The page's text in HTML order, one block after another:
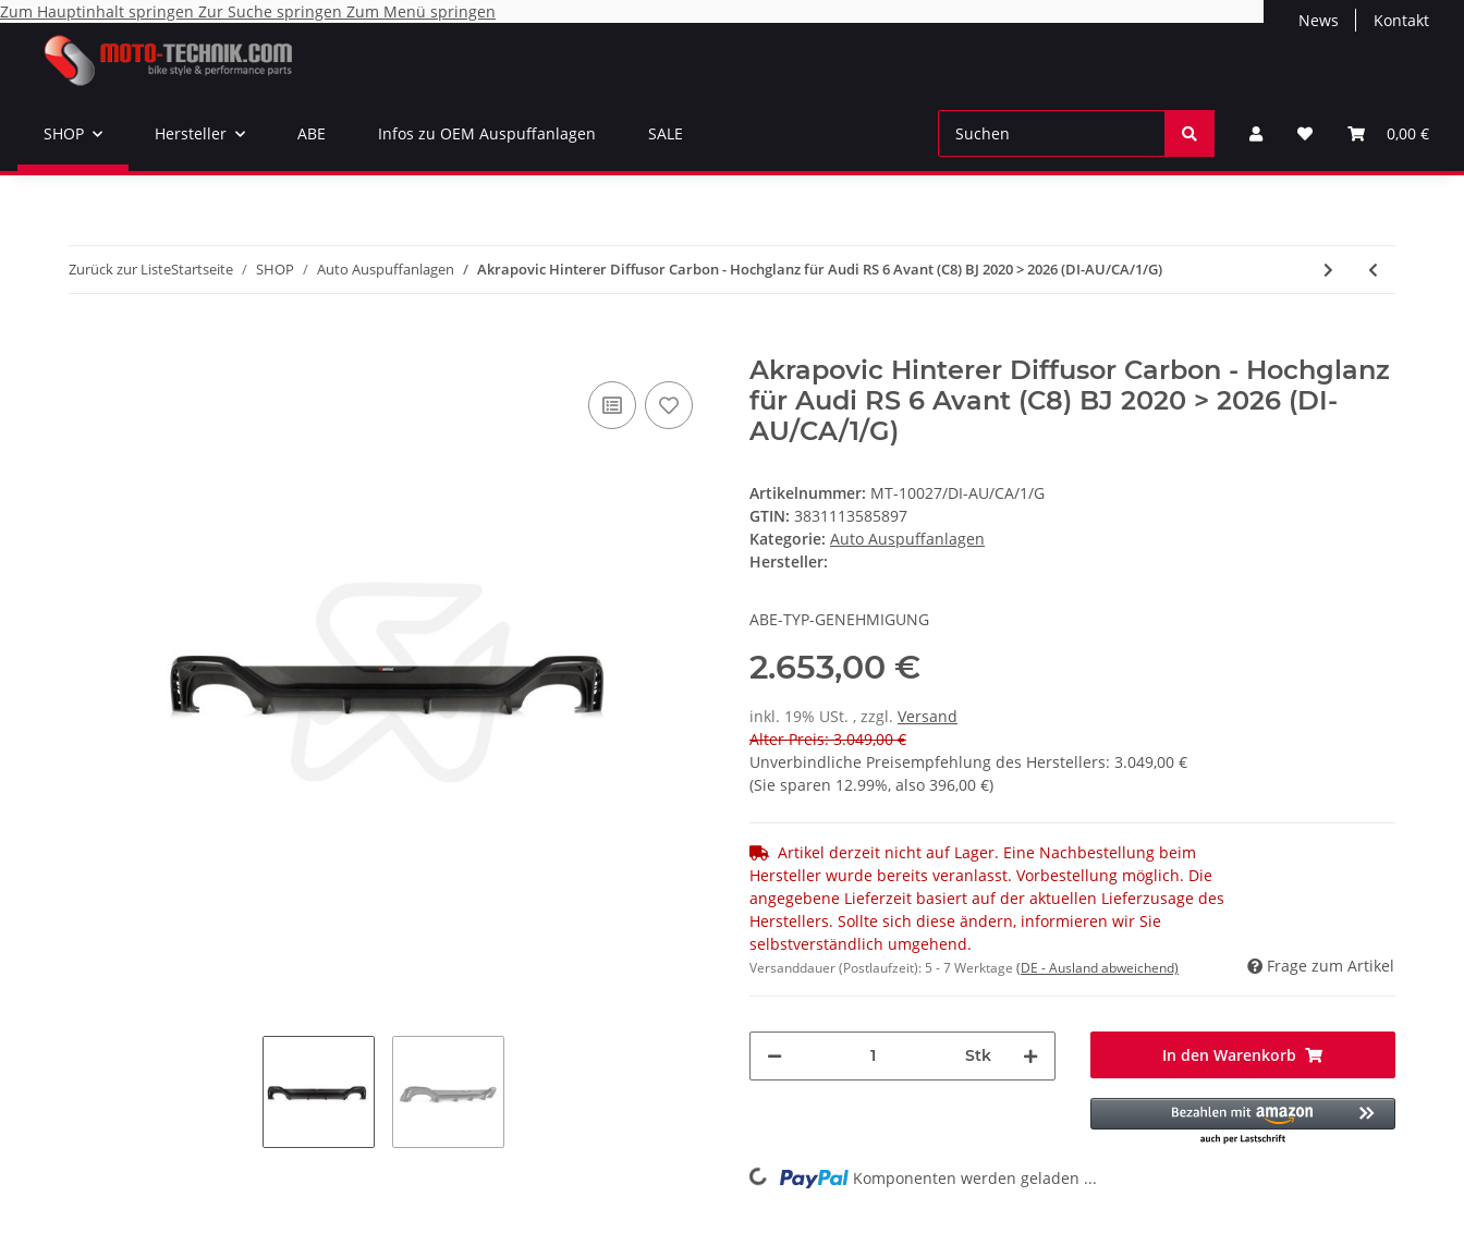
Zum Hauptinhalt springen Zur Suche springen Zum Menü springen News Kontakt
0,00 €
SHOP Hersteller ABE Infos zu OEM Auspuffanlagen SALE
Zurück zur ListeStartseite SHOP Auto Auspuffanlagen Akrapovic Hinterer Diffusor Carbon - Hochglanz für Audi RS 6 Avant (C8) BJ 2020 > 2026 (DI-AU/CA/1/G)
Akrapovic Hinterer Diffusor Carbon - Hochglanz
für Audi RS 6 Avant (C8) BJ 2020 > 2026 (DI-
AU/CA/1/G)
Artikelnummer: MT-10027/DI-AU/CA/1/G
GTIN: 3831113585897
Kategorie: Auto Auspuffanlagen
Hersteller:
ABE-TYP-GENEHMIGUNG
2.653,00 €
inkl. 19% USt. , zzgl. Versand
Alter Preis: 3.049,00 €
Unverbindliche Preisempfehlung des Herstellers: 3.049,00 €
(Sie sparen 12.99%, also 396,00 €)
Artikel derzeit nicht auf Lager. Eine Nachbestellung beim
Hersteller wurde bereits veranlasst. Vorbestellung möglich. Die
angegebene Lieferzeit basiert auf der aktuellen Lieferzusage des
Herstellers. Sollte sich diese ändern, informieren wir Sie
selbstverständlich umgehend.
Versanddauer (Postlaufzeit): 5 - 7 Werktage (DE - Ausland abweichend) Frage zum Artikel
Stk In den Warenkorb
Loading... Komponenten werden geladen ...